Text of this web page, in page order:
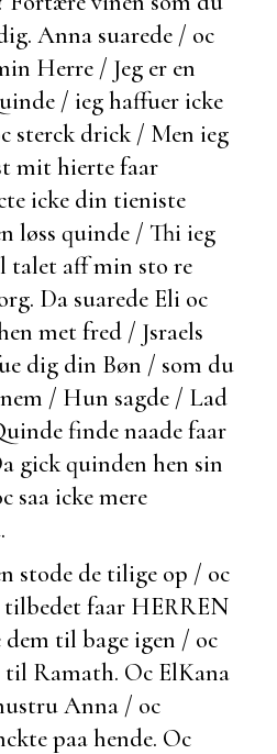
Anna suarede / oc
Herre / Jeg er en
/ ieg haffuer icke
sterck drick / Men ieg
mit hierte faar
icke din tieniste
løss quinde / Thi ieg
talet aff min sto re
Da suarede Eli oc
met fred / Jsraels
dig din Bøn / som du
/ Hun sagde / Lad
finde naade faar
gick quinden hen sin
saa icke mere
stode de tilige op / oc
tilbedet faar HERREN
dem til bage igen / oc
Ramath. Oc ElKana
Anna / oc
paa hende. Oc